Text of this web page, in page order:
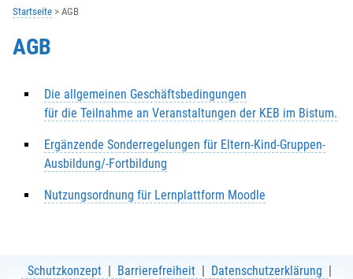
Startseite AGB
AGB
Die allgemeinen Geschäftsbedingungen
für die Teilnahme an Veranstaltungen der KEB im Bistum.
Ergänzende Sonderregelungen für Eltern-Kind-Gruppen-
Ausbildung/-Fortbildung
Nutzungsordnung für Lernplattform Moodle
Schutzkonzept Barrierefreiheit
Datenschutzerklärung